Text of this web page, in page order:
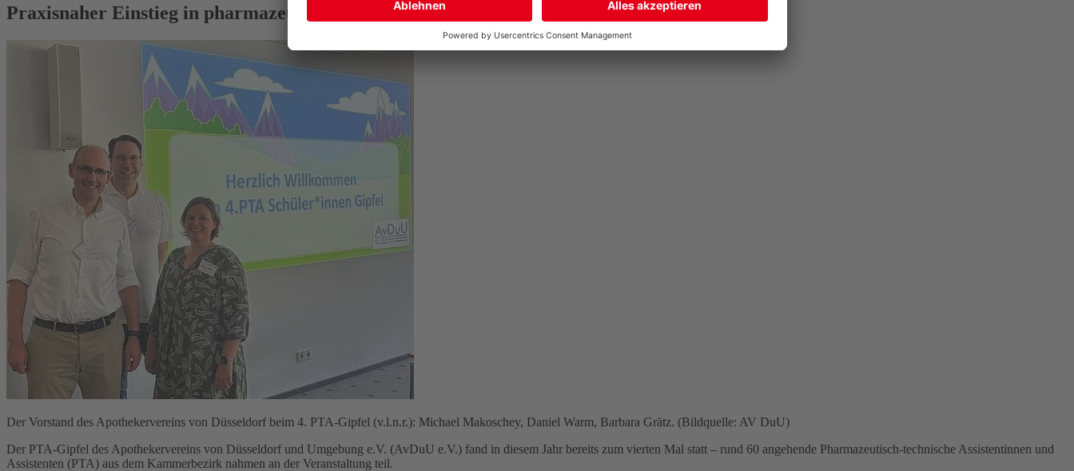
Praxisnaher Einstieg in pharmazeutische Dienstleistungen für angehende PTA
Der Vorstand des Apothekervereins von Düsseldorf beim 4. PTA-Gipfel (v.l.n.r.): Michael Makoschey, Daniel Warm, Barbara Grätz. (Bildquelle: AV DuU)
Der PTA-Gipfel des Apothekervereins von Düsseldorf und Umgebung e.V. (AvDuU e.V.) fand in diesem Jahr bereits zum vierten Mal statt – rund 60 angehende Pharmazeutisch-technische Assistentinnen und
Assistenten (PTA) aus dem Kammerbezirk nahmen an der Veranstaltung teil.